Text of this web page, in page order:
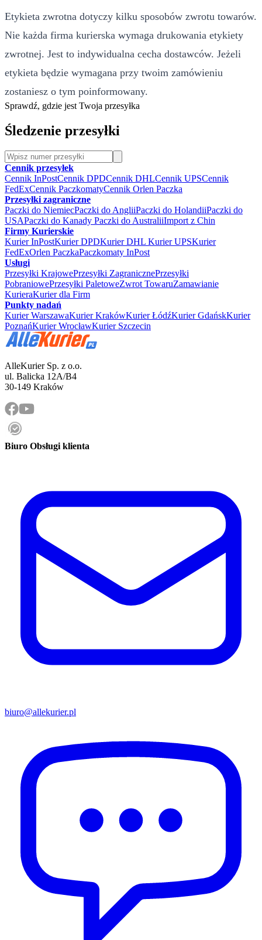
Etykieta zwrotna dotyczy kilku sposobów zwrotu towarów.
Nie każda firma kurierska wymaga drukowania etykiety
zwrotnej. Jest to indywidualna cecha dostawców. Jeżeli
etykieta będzie wymagana przy twoim zamówieniu
zostaniesz o tym poinformowany.
Sprawdź, gdzie jest Twoja przesyłka
Śledzenie przesyłki
Cennik przesyłek
Cennik InPostCennik DPDCennik DHLCennik UPSCennik
FedExCennik PaczkomatyCennik Orlen Paczka
Przesyłki zagraniczne
Paczki do NiemiecPaczki do AngliiPaczki do HolandiiPaczki do
USAPaczki do Kanady Paczki do AustraliiImport z Chin
Firmy Kurierskie
Kurier InPostKurier DPDKurier DHL Kurier UPSKurier
FedExOrlen PaczkaPaczkomaty InPost
Usługi
Przesyłki KrajowePrzesyłki ZagranicznePrzesyłki
PobraniowePrzesyłki PaletoweZwrot TowaruZamawianie
KurieraKurier dla Firm
Punkty nadań
Kurier WarszawaKurier KrakówKurier ŁódźKurier GdańskKurier
PoznańKurier WrocławKurier Szczecin
AlleKurier Sp. z o.o.
ul. Balicka 12A/B4
30-149 Kraków
Biuro Obsługi klienta
biuro@allekurier.pl